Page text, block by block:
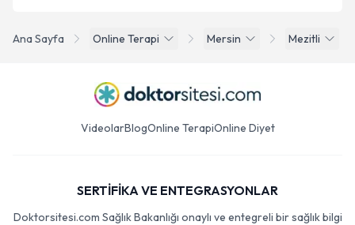
Ana Sayfa Online Terapi Mersin Mezitli
VideolarBlogOnline TerapiOnline Diyet
SERTİFİKA VE ENTEGRASYONLAR
Doktorsitesi.com Sağlık Bakanlığı onaylı ve entegreli bir sağlık bilgi